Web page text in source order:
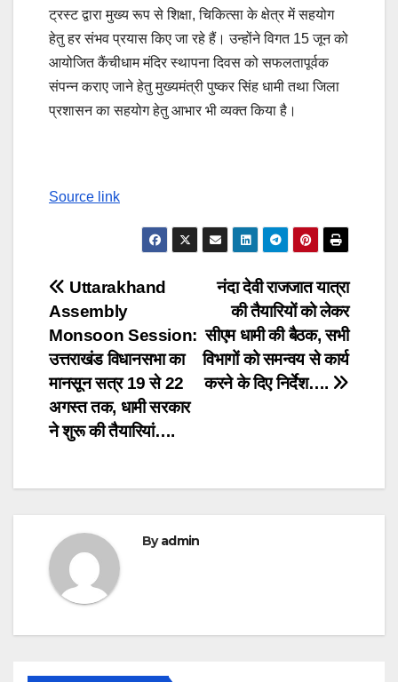
ट्रस्ट द्वारा मुख्य रूप से शिक्षा, चिकित्सा के क्षेत्र में सहयोग
हेतु हर संभव प्रयास किए जा रहे हैं। उन्होंने विगत 15 जून को
आयोजित कैंचीधाम मंदिर स्थापना दिवस को सफलतापूर्वक
संपन्न कराए जाने हेतु मुख्यमंत्री पुष्कर सिंह धामी तथा जिला
प्रशासन का सहयोग हेतु आभार भी व्यक्त किया है।
Source link
Post
navigation
नंदा देवी राजजात यात्रा
की तैयारियों को लेकर
सीएम धामी की बैठक, सभी
विभागों को समन्वय से कार्य
करने के दिए निर्देश….
Uttarakhand
Assembly
Monsoon Session:
उत्तराखंड विधानसभा का
मानसून सत्र 19 से 22
अगस्त तक, धामी सरकार
ने शुरू की तैयारियां….
Byadmin